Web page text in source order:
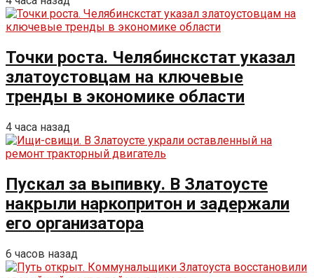
Точки роста. Челябинскстат указал
златоустовцам на ключевые
тренды в экономике области
4 часа назад
Пускал за выпивку. В Златоусте
накрыли наркопритон и задержали
его организатора
6 часов назад